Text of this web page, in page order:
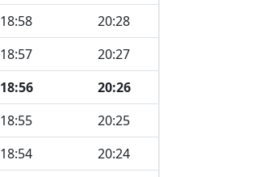
18:58
20:28
18:57
20:27
18:56
20:26
18:55
20:25
18:54
20:24